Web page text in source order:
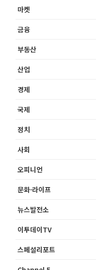
마켓
금융
부동산
산업
경제
국제
정치
사회
오피니언
문화·라이프
뉴스발전소
이투데이TV
스페셜리포트